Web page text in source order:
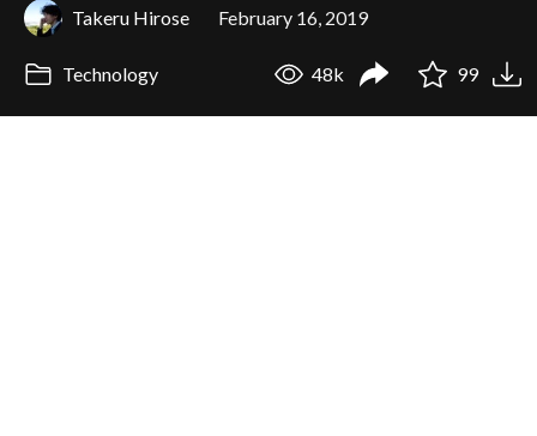
Takeru Hirose February 16, 2019
Technology 48k 99